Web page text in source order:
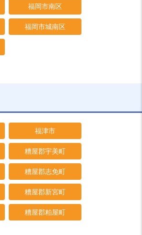
福岡市南区
福岡市城南区
福津市
糟屋郡宇美町
糟屋郡志免町
糟屋郡新宮町
糟屋郡粕屋町